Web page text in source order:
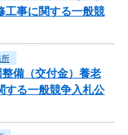
事に関する一般競
所
備（交付金）養老
る一般競争入札公